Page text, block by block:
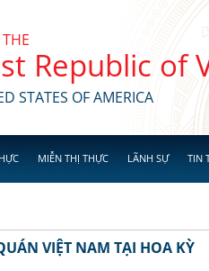
Republic of
STATES OF AMERICA
MIỄN THỊ THỰC LÃNH SỰ TIN
VIỆT NAM TẠI HOA KỲ